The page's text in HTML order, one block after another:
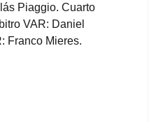
Piaggio. Cuarto
VAR: Daniel
Franco Mieres.